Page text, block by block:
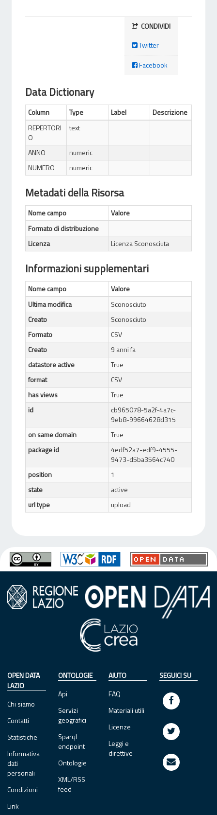
CONDIVIDI
Twitter
Facebook
Data Dictionary
Column Type Label
Descrizione
REPERTORI
O
text
ANNO
numeric
NUMERO
numeric
Metadati della Risorsa
Nome campo
Valore
Formato di distribuzione
Licenza
Licenza Sconosciuta
Informazioni supplementari
Nome campo
Valore
Ultima modifica
Sconosciuto
Creato
Sconosciuto
Formato
CSV
Creato
9 anni fa
datastore active
True
format
CSV
has views
True
id
cb965078-5a2f-4a7c-
9eb8-99664628d315
on same domain
True
package id
4edf52a7-edf9-4555-
9473-d5ba3564c740
position
1
state
active
url type
upload
OPEN DATA
LAZIO
Chi siamo
Contatti
Statistiche
Informativa
dati
personali
Condizioni
Link
ONTOLOGIE
Api
Servizi
geografici
Sparql
endpoint
Ontologie
XML/RSS
feed
AIUTO
FAQ
Materiali utili
Licenze
Leggi e
direttive
SEGUICI SU